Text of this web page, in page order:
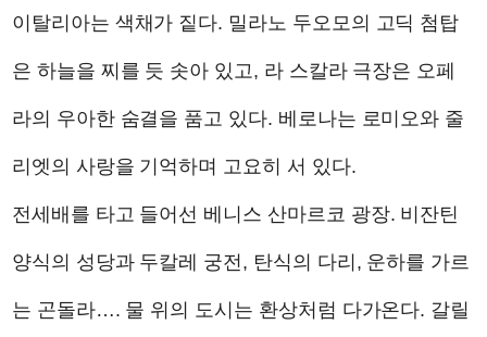
이탈리아는 색채가 짙다. 밀라노 두오모의 고딕 첨탑
은 하늘을 찌를 듯 솟아 있고, 라 스칼라 극장은 오페
라의 우아한 숨결을 품고 있다. 베로나는 로미오와 줄
리엣의 사랑을 기억하며 고요히 서 있다.
전세배를 타고 들어선 베니스 산마르코 광장. 비잔틴
양식의 성당과 두칼레 궁전, 탄식의 다리, 운하를 가르
는 곤돌라…. 물 위의 도시는 환상처럼 다가온다. 갈릴